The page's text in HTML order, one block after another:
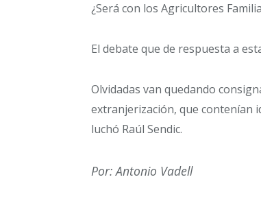
¿Será con los Agricultores
El debate que de respuesta a
Olvidadas van quedando
extranjerización, que contenían
luchó Raúl Sendic.
Por: Antonio Vadell